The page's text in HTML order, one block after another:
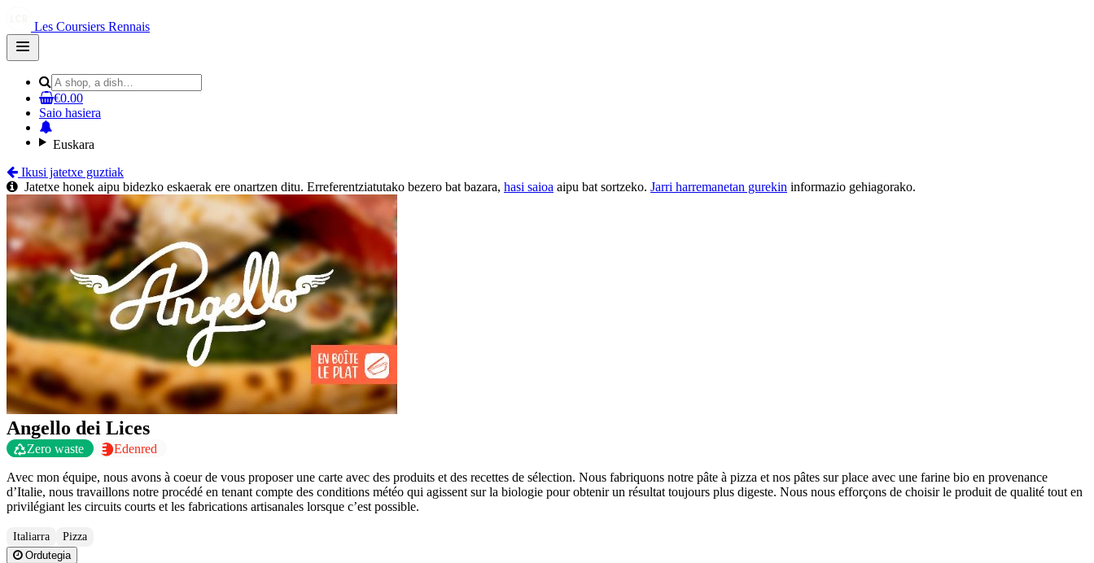
Les Coursiers Rennais
Open
main
€0.00
Saio hasiera
Euskara
Ikusi jatetxe guztiak
Jatetxe honek aipu bidezko eskaerak ere onartzen ditu. Erreferentziatutako bezero bat bazara, hasi saioa aipu bat sortzeko. Jarri harremanetan gurekin informazio gehiagorako.
Angello dei Lices
Zero waste Edenred
Avec mon équipe, nous avons à coeur de vous proposer une carte avec des produits et des recettes de sélection. Nous fabriquons notre pâte à pizza et nos pâtes sur place avec une farine bio en provenance
d’Italie, nous travaillons notre procédé en tenant compte des conditions météo qui agissent sur la biologie pour obtenir un résultat toujours plus digeste. Nous nous efforçons de choisir le produit de qualité tout en
privilégiant les circuits courts et les fabrications artisanales lorsque c’est possible.
Italiarra
Pizza
Ordutegia